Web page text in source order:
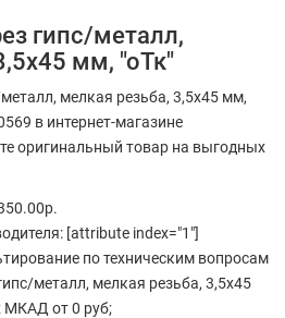
гипс/металл,
мм, "оТк"
мелкая резьба, 3,5х45 мм,
в интернет-магазине
оригинальный товар на выгодных
[attribute index="1"]
по техническим вопросам
металл, мелкая резьба, 3,5х45
МКАД от 0 руб;